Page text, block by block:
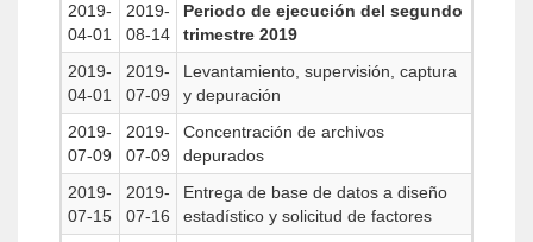
2019-
04-01
2019-
08-14
Periodo de ejecución del segundo
trimestre 2019
2019-
04-01
2019-
07-09
Levantamiento, supervisión, captura
y depuración
2019-
07-09
2019-
07-09
Concentración de archivos
depurados
2019-
07-15
2019-
07-16
Entrega de base de datos a diseño
estadístico y solicitud de factores